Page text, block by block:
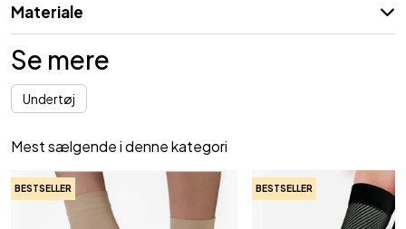
Materiale
Se mere
Undertøj
Mest sælgende i denne kategori
BESTSELLER BESTSELLER